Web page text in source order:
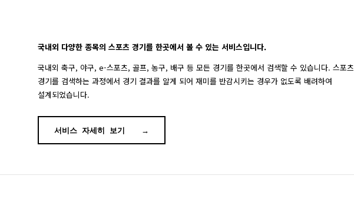
국내외 다양한 종목의 스포츠 경기를 한곳에서 볼 수 있는 서비스입니다.
국내외 축구, 야구, e-스포츠, 골프, 농구, 배구 등 모든 경기를 한곳에서 검색할 수 있습니다. 스포츠
경기를 검색하는 과정에서 경기 결과를 알게 되어 재미를 반감시키는 경우가 없도록 배려하여
설계되었습니다.
서비스 자세히 보기 →